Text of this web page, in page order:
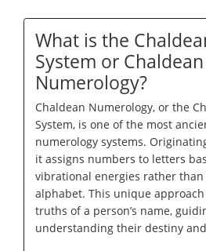
What is the
System or Chaldean
Numerology?
Chaldean Numerology, or the
System, is one of the most
numerology systems.
it assigns numbers to letters
vibrational energies rather
alphabet. This unique
truths of a person’s name,
understanding their destiny